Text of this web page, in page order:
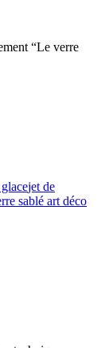
“Le verre
jet de
sablé art déco